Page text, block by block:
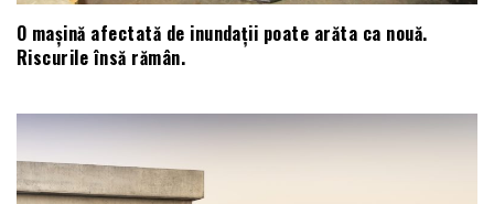
O mașină afectată de inundații poate arăta ca nouă.
Riscurile însă rămân.